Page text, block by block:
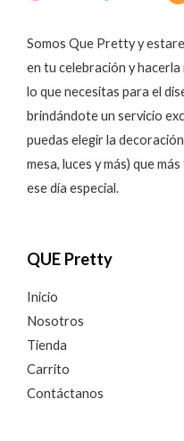
Somos Que Pretty y
en tu celebración y
lo que necesitas para el
brindándote un servicio
puedas elegir la
mesa, luces y más) que
ese día especial.
QUE Pretty
Inicio
Nosotros
Tienda
Carrito
Contáctanos